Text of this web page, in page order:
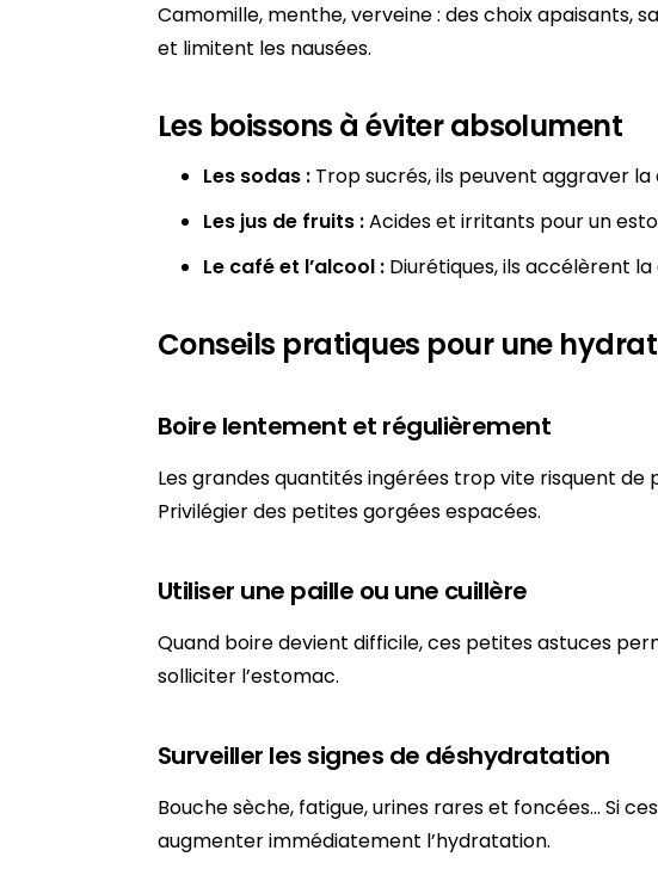
Camomille, menthe, verveine : des choix apaisants,
et limitent les nausées.
Les boissons à éviter absolument
Les sodas : Trop sucrés, ils peuvent aggraver la
Les jus de fruits :Acides et irritants pour un
Le café et l’alcool : Diurétiques, ils accélèrent
Conseils pratiques pour une
Boire lentement et régulièrement
Les grandes quantités ingérées trop vite risquent de
Privilégier des petites gorgées espacées.
Utiliser une paille ou une cuillère
Quand boire devient difficile, ces petites astuces
solliciter l’estomac.
Surveiller les signes de déshydratation
Bouche sèche, fatigue, urines rares et foncées… Si
augmenter immédiatement l’hydratation.